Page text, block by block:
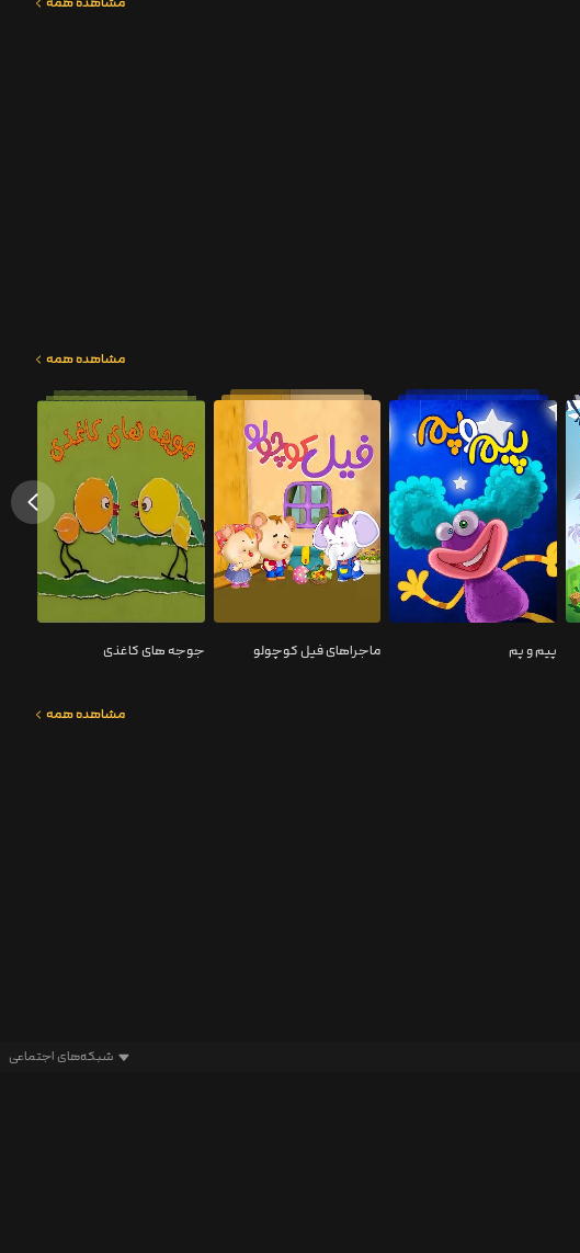
مشاهده همه
پیم و پم ماجراهای فیل کوچولو جوجه های کاغذی
مشاهده همه
شبکه‌های اجتماعی